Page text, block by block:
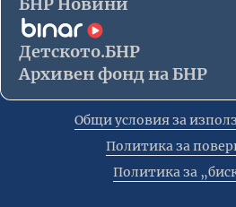
Детското.БНР
Архивен фонд на БНР
Общи условия за
Политика за
Политика за